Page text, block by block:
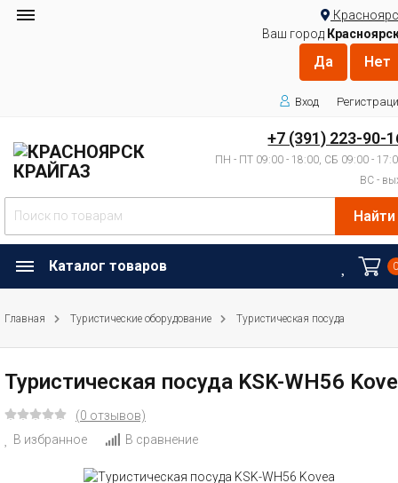
Ваш город
Вход
+7 (391) 223-90-
ПН - ПТ 09:00 - 18:00, СБ 09:00 -
ВС -
Найти
Каталог товаров
Главная Туристические оборудование Туристическая посуда
Туристическая посуда KSK-WH56
(0 отзывов)
В избранное
В сравнение